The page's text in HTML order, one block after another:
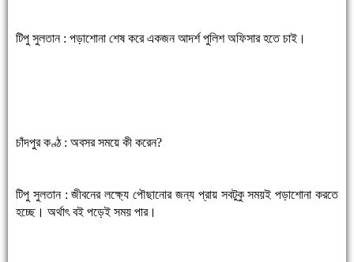
টিপু সুলতান : পড়াশোনা শেষ করে একজন আদর্শ পুলিশ অফিসার হতে চাই।
চাঁদপুর কণ্ঠ : অবসর সময়ে কী করেন?
টিপু সুলতান : জীবনের লক্ষ্যে পৌছানোর জন্য প্রায় সবটুকু সময়ই পড়াশোনা করতে
হচ্ছে। অর্থাৎ বই পড়েই সময় পার।